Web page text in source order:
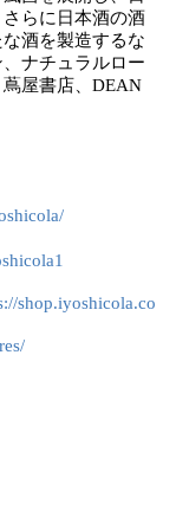
らに日本酒の酒
酒を製造するな
ナチュラルロー
屋書店、DEAN
shop.iyoshicola.co